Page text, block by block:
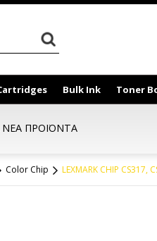
Bulk Ink Toner
ΠΡΟΪΟΝΤΑ
Color Chip LEXMARK CHIP CS317,